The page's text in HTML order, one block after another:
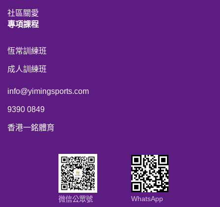
社區關愛
專項課程
恆常訓練班
成人訓練班
info@yimingsports.com
9390 0849
香港一銘體育
微信公眾號 WhatsApp